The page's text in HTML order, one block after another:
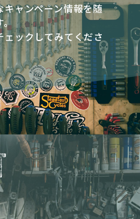
ャンペーン情報を随
ックしてみてくださ